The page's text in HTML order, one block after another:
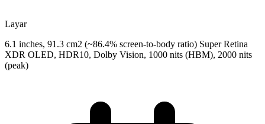
Layar
6.1 inches, 91.3 cm2 (~86.4% screen-to-body ratio) Super Retina
XDR OLED, HDR10, Dolby Vision, 1000 nits (HBM), 2000 nits
(peak)